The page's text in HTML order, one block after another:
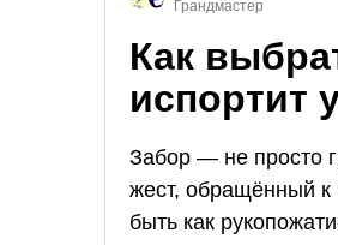
Грандмастер
Как
испортит
Забор — не просто
жест, обращённый к
быть как